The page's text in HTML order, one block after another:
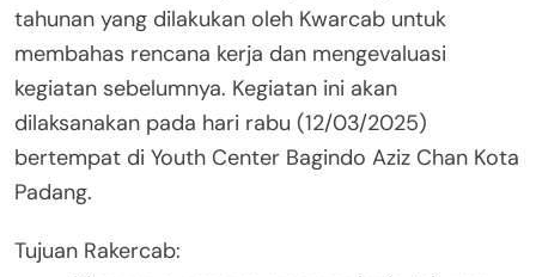
tahunan yang dilakukan oleh Kwarcab untuk
membahas rencana kerja dan mengevaluasi
kegiatan sebelumnya. Kegiatan ini akan
dilaksanakan pada hari rabu (12/03/2025)
bertempat di Youth Center Bagindo Aziz Chan Kota
Padang.
Tujuan Rakercab: